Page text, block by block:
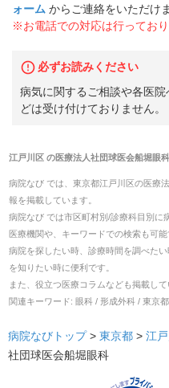
ォーム からご連絡をいただけ
※お電話での対応は行ってお
必ずお読みください
病気に関するご相談や各医
どは受け付けておりません。
江戸川区 の医療法人社団球医会船堀眼科
病院なび では、 東京都江戸川区の医療
報を掲載しています。
病院なび では市区町村別/診療科目別に
医療機関や、キーワードでの検索も可能
病院を探したい時、診療時間を調べた
を知りたい時に便利です。
また、役立つ医療コラムなども掲載し
関連キーワード: 眼科 / 形成外科 / 東京
病院なびトップ > 東京都 > 江
社団球医会船堀眼科